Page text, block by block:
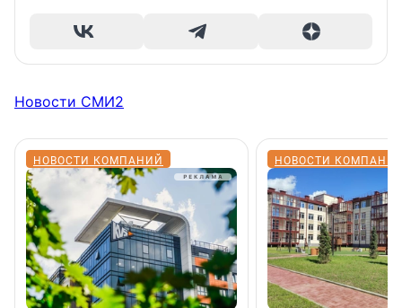
Новости СМИ2
НОВОСТИ КОМПАНИЙ НОВОСТИ